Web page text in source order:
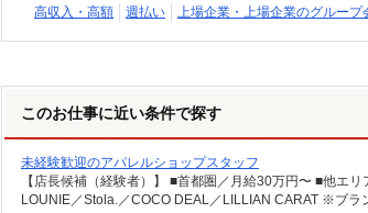
高収入・高額
週払い 上場企業・上場企業のグループ
このお仕事に近い条件で探す
未経験歓迎のアパレルショップスタッフ